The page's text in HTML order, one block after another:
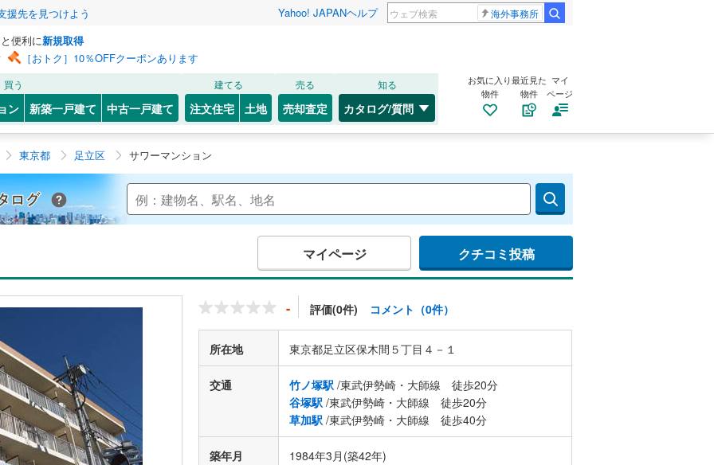
援先を見つけよう Yahoo! JAPANヘルプ 海外事務所
便利に新規取得
［おトク］10％OFFクーポンあります
買う
ン 新築一戸建て 中古一戸建て
建てる
注文住宅 土地
売る
売却査定
知る
カタログ/質問
お気に入り
物件
最近見た
物件
マイ
ページ
東京都 足立区 サワーマンション
Yahoo!不動産 マンションカタログ
マイページ クチコミ投稿
- 評価(0件) コメント（0件）
所在地 東京都足立区保木間５丁目４－１
交通 竹ノ塚駅 /東武伊勢崎・大師線 徒歩20分
谷塚駅 /東武伊勢崎・大師線 徒歩20分
草加駅 /東武伊勢崎・大師線 徒歩40分
築年月 1984年3月(築42年)